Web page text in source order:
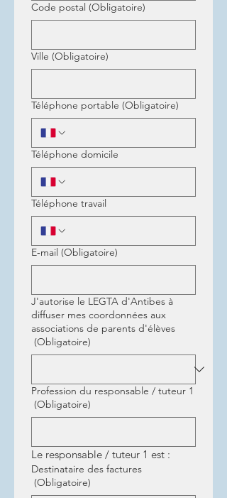
Code postal (Obligatoire)
Ville (Obligatoire)
Téléphone portable (Obligatoire)
Téléphone domicile
Téléphone travail
E‑mail (Obligatoire)
J'autorise le LEGTA d'Antibes à
diffuser mes coordonnées aux
associations de parents d'élèves
(Obligatoire)
Profession du responsable / tuteur 1
(Obligatoire)
Le responsable / tuteur 1 est :
Destinataire des factures
(Obligatoire)